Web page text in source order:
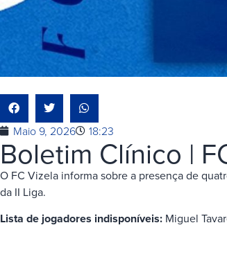
Maio 9, 2026 18:23
Boletim Clínico |
O FC Vizela informa sobre a presença de
da II Liga.
Lista de jogadores indisponíveis: Miguel